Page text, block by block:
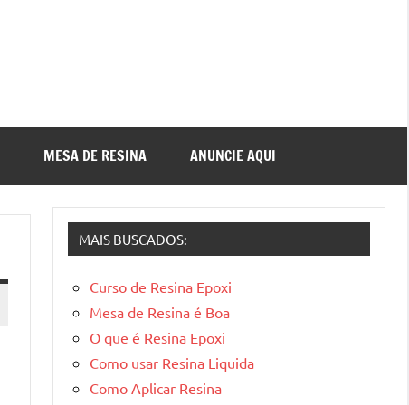
MESA DE RESINA ANUNCIE AQUI
MAIS BUSCADOS:
Curso de Resina Epoxi
Mesa de Resina é Boa
O que é Resina Epoxi
Como usar Resina Liquida
Como Aplicar Resina